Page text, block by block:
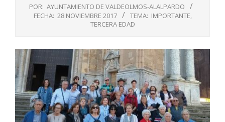
POR: AYUNTAMIENTO DE VALDEOLMOS-ALALPARDO
FECHA: 28 NOVIEMBRE 2017 TEMA: IMPORTANTE,
TERCERA EDAD